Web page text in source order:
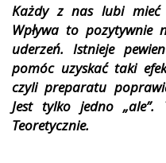
Każdy z nas lubi mieć
Wpływa to pozytywnie
uderzeń. Istnieje
pomóc uzyskać taki
czyli preparatu
Jest tylko jedno „ale”.
Teoretycznie.